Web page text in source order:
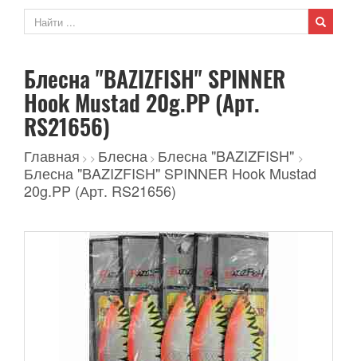
Блесна "BAZIZFISH" SPINNER
Hook Mustad 20g.PP (Арт.
RS21656)
Главная > > Блесна > Блесна "BAZIZFISH" >
Блесна "BAZIZFISH" SPINNER Hook Mustad
20g.PP (Арт. RS21656)